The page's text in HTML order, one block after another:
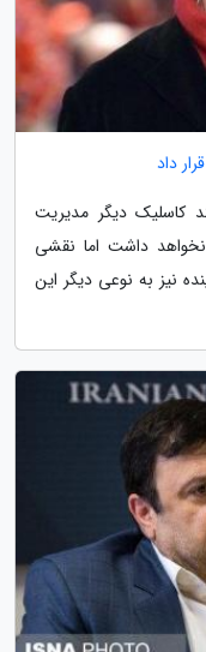
داد
کاسلیک دیگر مدیریت
نخواهد داشت اما نقشی
نیز به نوعی دیگر این